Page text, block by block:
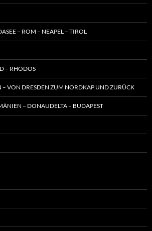
– ROM – NEAPEL – TIROL
– RHODOS
VON DRESDEN ZUM NORDKAP UND ZURÜCK
– DONAUDELTA – BUDAPEST